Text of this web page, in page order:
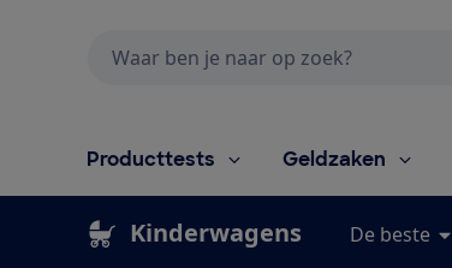
Producttests Geldzaken
Kinderwagens De beste